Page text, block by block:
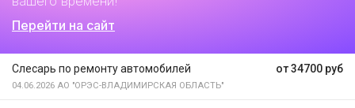
Перейти на сайт
от 34700 руб
Слесарь по ремонту автомобилей
04.06.2026 АО "ОРЭС-ВЛАДИМИРСКАЯ ОБЛАСТЬ"